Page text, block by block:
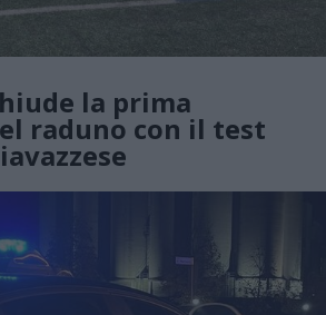
la prima
raduno con il test